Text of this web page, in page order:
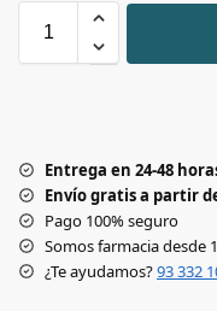
+
-
Entrega en 24-48
Envío gratis a partir
Pago 100% seguro
Somos farmacia desde
¿Te ayudamos?93 332